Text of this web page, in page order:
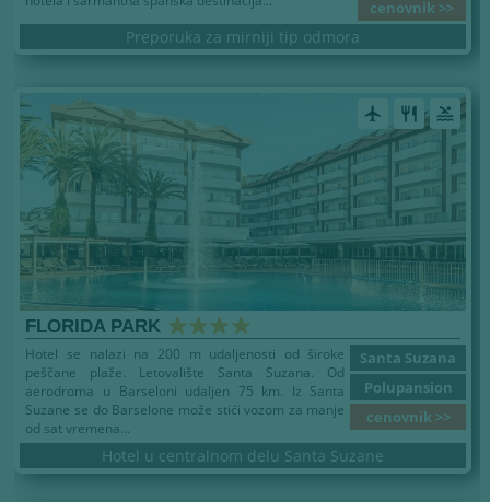
cenovnik >>
Preporuka za mirniji tip odmora
airplanemode_active restaurant pool
FLORIDA PARK
Santa Suzana
Polupansion
cenovnik >>
Hotel se nalazi na 200 m udaljenosti od široke
peščane plaže. Letovalište Santa Suzana. Od
aerodroma u Barseloni udaljen 75 km. Iz Santa
Suzane se do Barselone može stići vozom za manje
od sat vremena...
Hotel u centralnom delu Santa Suzane